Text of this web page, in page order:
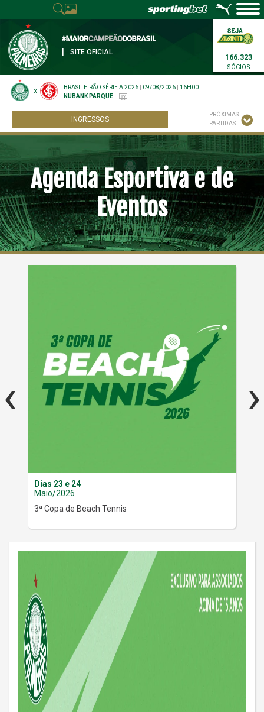
SITE OFICIAL
166.323
SÓCIOS
X
BRASILEIRÃO SÉRIE A 2026 09/08/2026
16H00
NUBANK PARQUE
INGRESSOS
PRÓXIMAS
PARTIDAS
Agenda Esportiva e de
Eventos
Dias 23 e 24
Maio/2026
3ª Copa de Beach Tennis
‹ ›